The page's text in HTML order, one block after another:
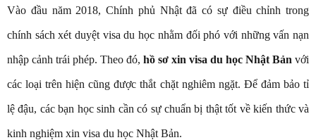
Vào đầu năm 2018, Chính phủ Nhật đã có sự điều chỉnh trong
chính sách xét duyệt visa du học nhằm đối phó với những vấn nạn
nhập cảnh trái phép. Theo đó, hồ sơ xin visa du học Nhật Bản với
các loại trên hiện cũng được thắt chặt nghiêm ngặt. Để đảm bảo tỉ
lệ đậu, các bạn học sinh cần có sự chuẩn bị thật tốt về kiến thức và
kinh nghiệm xin visa du học Nhật Bản.